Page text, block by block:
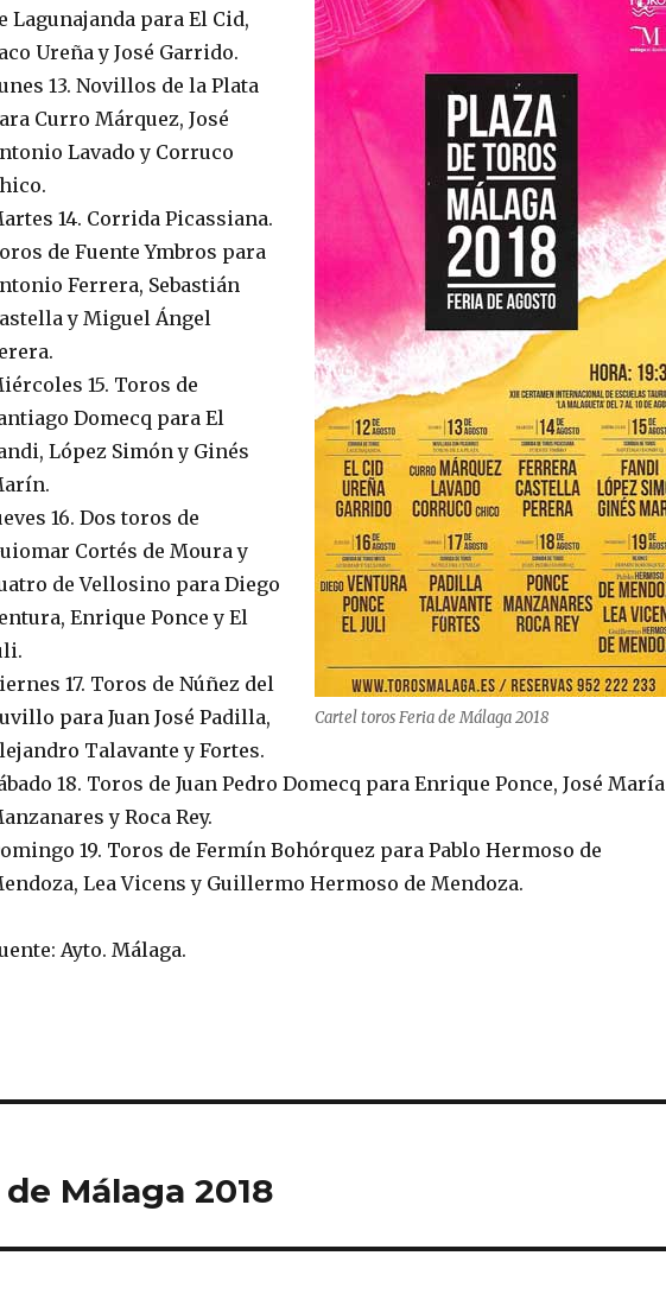
Cartel toros Feria de Málaga 2018
Lagunajanda para El Cid,
Ureña y José Garrido.
13. Novillos de la Plata
Curro Márquez, José
Lavado y Corruco
14. Corrida Picassiana.
de Fuente Ymbros para
Ferrera, Sebastián
y Miguel Ángel
15. Toros de
Domecq para El
López Simón y Ginés
16. Dos toros de
Cortés de Moura y
de Vellosino para Diego
Enrique Ponce y El
17. Toros de Núñez del
para Juan José Padilla,
Talavante y Fortes.
18. Toros de Juan Pedro Domecq para Enrique Ponce, José María
y Roca Rey.
19. Toros de Fermín Bohórquez para Pablo Hermoso de
Lea Vicens y Guillermo Hermoso de Mendoza.
Ayto. Málaga.
Málaga 2018